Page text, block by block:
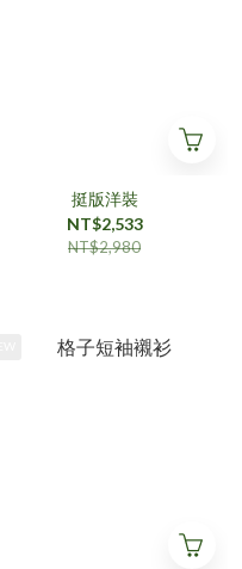
挺版洋裝
NT$2,533
NT$2,980